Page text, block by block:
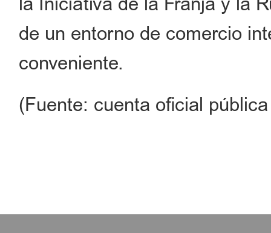
de un entorno de comercio
conveniente.
(Fuente: cuenta oficial